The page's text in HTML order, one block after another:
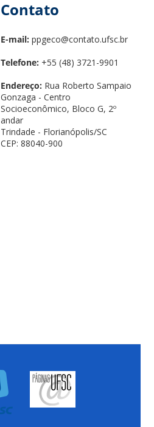
Contato
E-mail: ppgeco@contato.ufsc.br
Telefone: +55 (48) 3721-9901
Endereço: Rua Roberto Sampaio
Gonzaga - Centro
Socioeconômico, Bloco G, 2º
andar
Trindade - Florianópolis/SC
CEP: 88040-900